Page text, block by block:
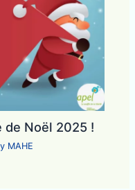
de Noël 2025 !
MAHE